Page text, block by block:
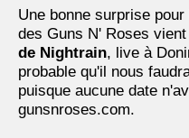
Une bonne surprise
des Guns N' Roses
de Nightrain, live à
probable qu'il nous
puisque aucune date
gunsnroses.com.